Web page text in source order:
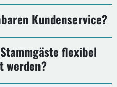
Kundenservice?
flexibel
werden?